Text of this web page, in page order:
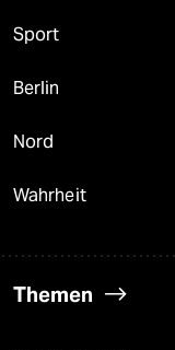
Sport
Berlin
Nord
Wahrheit
Themen